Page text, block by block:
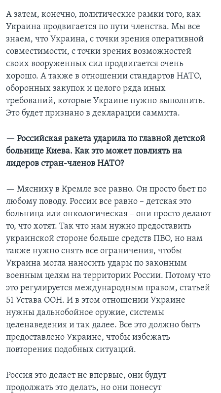
А затем, конечно, политические рамки того, как
Украина продвигается по пути членства. Мы все
знаем, что Украина, с точки зрения оперативной
совместимости, с точки зрения возможностей
своих вооруженных сил продвигается очень
хорошо. А также в отношении стандартов НАТО,
оборонных закупок и целого ряда иных
требований, которые Украине нужно выполнить.
Это будет признано в декларации саммита.
— Российская ракета ударила по главной детской
больнице Киева. Как это может повлиять на
лидеров стран-членов НАТО?
— Мяснику в Кремле все равно. Он просто бьет по
любому поводу. России все равно – детская это
больница или онкологическая – они просто делают
то, что хотят. Так что нам нужно предоставить
украинской стороне больше средств ПВО, но нам
также нужно снять все ограничения, чтобы
Украина могла наносить удары по законным
военным целям на территории России. Потому что
это регулируется международным правом, статьей
51 Устава ООН. И в этом отношении Украине
нужны дальнобойное оружие, системы
целенаведения и так далее. Все это должно быть
предоставлено Украине, чтобы избежать
повторения подобных ситуаций.
Россия это делает не впервые, они будут
продолжать это делать, но они понесут